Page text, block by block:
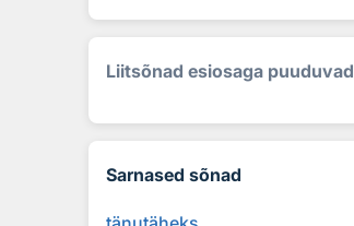
Liitsõnad esiosaga puuduvad
Sarnased sõnad